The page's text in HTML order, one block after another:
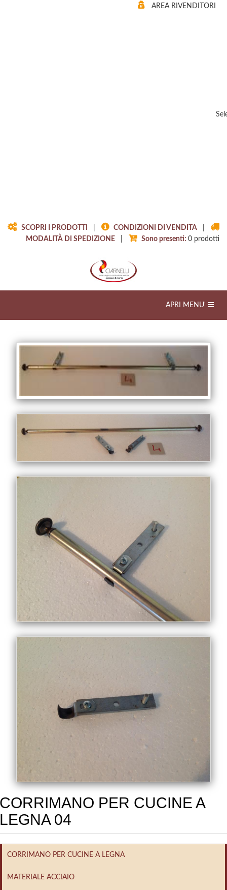
AREA RIVENDITORI
SCOPRI I PRODOTTI CONDIZIONI DI VENDITA
MODALITÀ DI SPEDIZIONE
Sono presenti: 0 prodotti
Toggle
APRI MENU'
CORRIMANO PER CUCINE A
LEGNA 04
CORRIMANO PER CUCINE A LEGNA
MATERIALE ACCIAIO